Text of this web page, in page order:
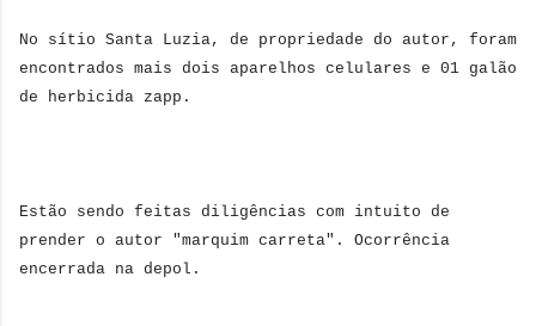
No sítio Santa Luzia, de propriedade do autor, foram
encontrados mais dois aparelhos celulares e 01 galão
de herbicida zapp.
Estão sendo feitas diligências com intuito de
prender o autor "marquim carreta". Ocorrência
encerrada na depol.